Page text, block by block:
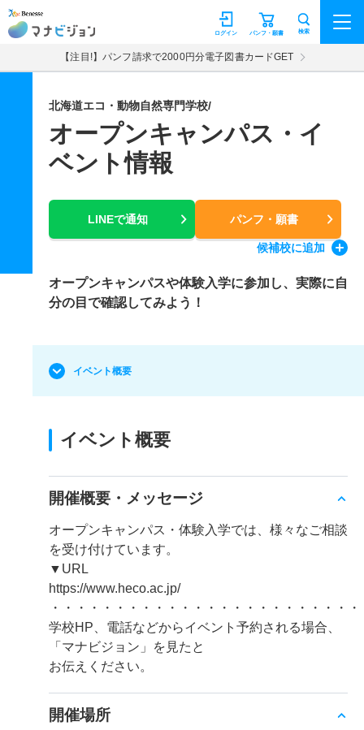
マナビジョン パンフ・願書
ログイン 検索
【注目!】パンフ請求で2000円分電子図書カードGET
北海道エコ・動物自然専門学校/
オープンキャンパス・イ
ベント情報
LINEで通知 パンフ・願書
候補校に追加
オープンキャンパスや体験入学に参加し、実際に自
分の目で確認してみよう！
イベント概要
イベント概要
開催概要・メッセージ
オープンキャンパス・体験入学では、様々なご相談
を受け付けています。
▼URL
https://www.heco.ac.jp/
・・・・・・・・・・・・・・・・・・・・・・・
学校HP、電話などからイベント予約される場合、
「マナビジョン」を見たと
お伝えください。
開催場所